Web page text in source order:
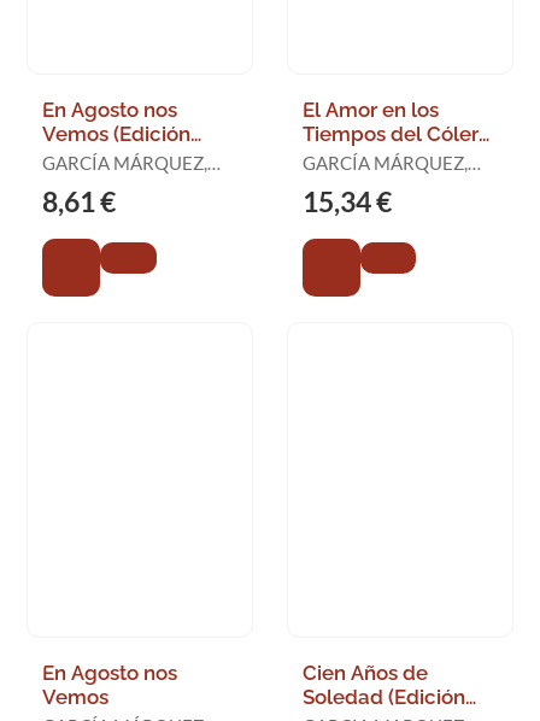
En Agosto nos
Vemos (Edición
Limitada)
GARCÍA MÁRQUEZ,
8,61 €
El Amor en los
Tiempos del Cólera
(Edición Especial
GARCÍA MÁRQUEZ,
15,34 €
En Agosto nos
Vemos
Cien Años de
Soledad (Edición